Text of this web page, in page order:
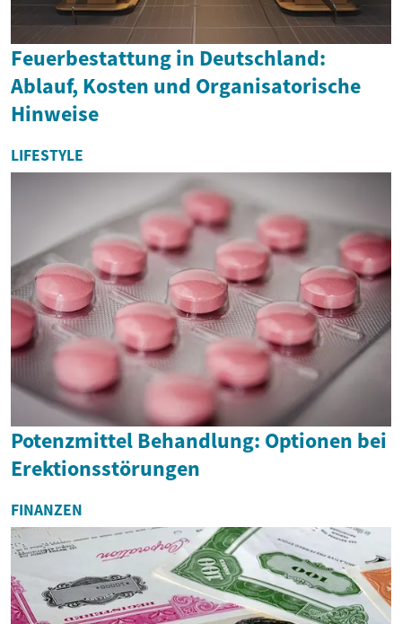
Feuerbestattung in Deutschland:
Ablauf, Kosten und Organisatorische
Hinweise
LIFESTYLE
Potenzmittel Behandlung: Optionen bei
Erektionsstörungen
FINANZEN